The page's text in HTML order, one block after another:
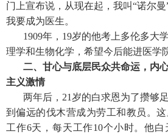
门上宣布说，从现在起，我叫“诺尔
我要成为医生。
1909年，19岁的他考上多伦多大
理学和生物化学，希望今后能进医学
二、甘心与底层民众共命运，内
主义激情
两年后，21岁的白求恩为了攒够
到偏远的伐木营成为劳工和教员。
工作6天，每天工作10个小时。他